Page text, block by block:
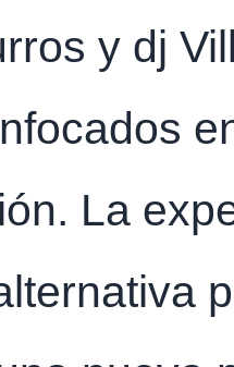
y dj
La